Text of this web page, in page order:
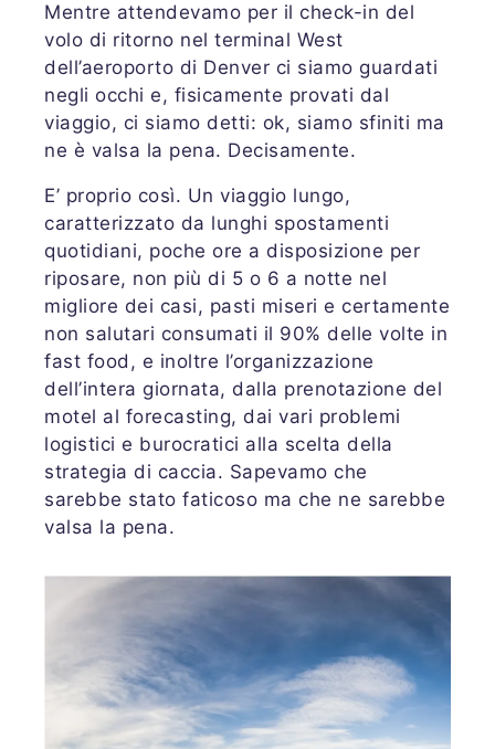
Mentre attendevamo per il check-in del
volo di ritorno nel terminal West
dell’aeroporto di Denver ci siamo guardati
negli occhi e, fisicamente provati dal
viaggio, ci siamo detti: ok, siamo sfiniti ma
ne è valsa la pena. Decisamente.
E’ proprio così. Un viaggio lungo,
caratterizzato da lunghi spostamenti
quotidiani, poche ore a disposizione per
riposare, non più di 5 o 6 a notte nel
migliore dei casi, pasti miseri e certamente
non salutari consumati il 90% delle volte in
fast food, e inoltre l’organizzazione
dell’intera giornata, dalla prenotazione del
motel al forecasting, dai vari problemi
logistici e burocratici alla scelta della
strategia di caccia. Sapevamo che
sarebbe stato faticoso ma che ne sarebbe
valsa la pena.